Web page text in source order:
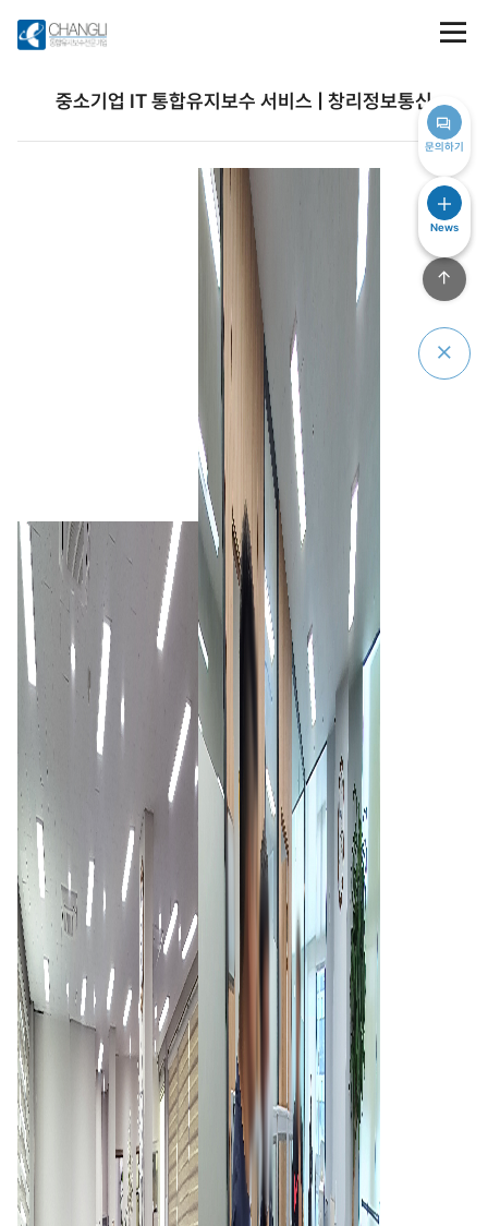
문의하기
News
중소기업 IT 통합유지보수 서비스 | 창리정보통신